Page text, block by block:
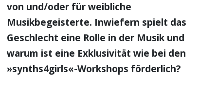
von und/oder für weibliche
Musikbegeisterte. Inwiefern spielt das
Geschlecht eine Rolle in der Musik und
warum ist eine Exklusivität wie bei den
»synths4girls«-Workshops förderlich?